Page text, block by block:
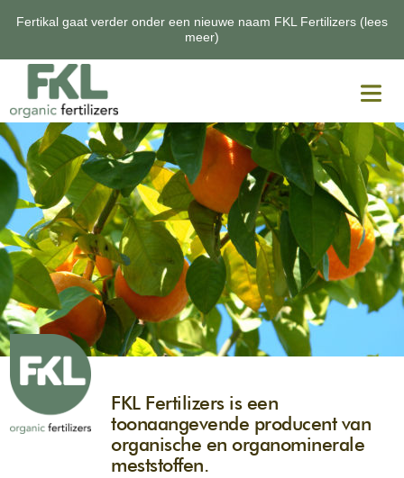
Fertikal gaat verder onder een nieuwe naam FKL Fertilizers (lees
meer)
Home
Nieuws
Producten
Over FKL Fertilizers
Vacatures
Contact
FKL Fertilizers is een
toonaangevende producent van
organische en organominerale
meststoffen.